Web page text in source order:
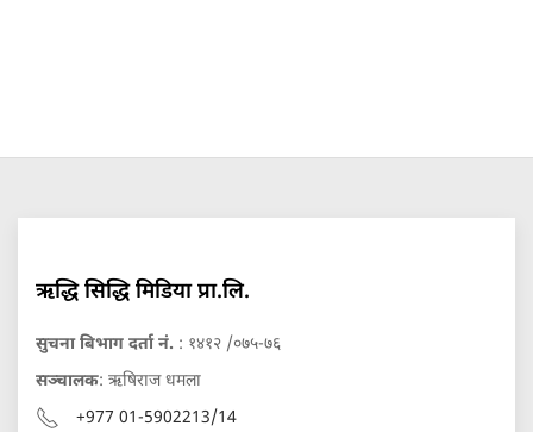
ऋद्धि सिद्धि मिडिया प्रा.लि.
सुचना बिभाग दर्ता नं. : १४१२ /०७५-७६
सञ्चालक: ऋषिराज धमला
+977 01-5902213/14